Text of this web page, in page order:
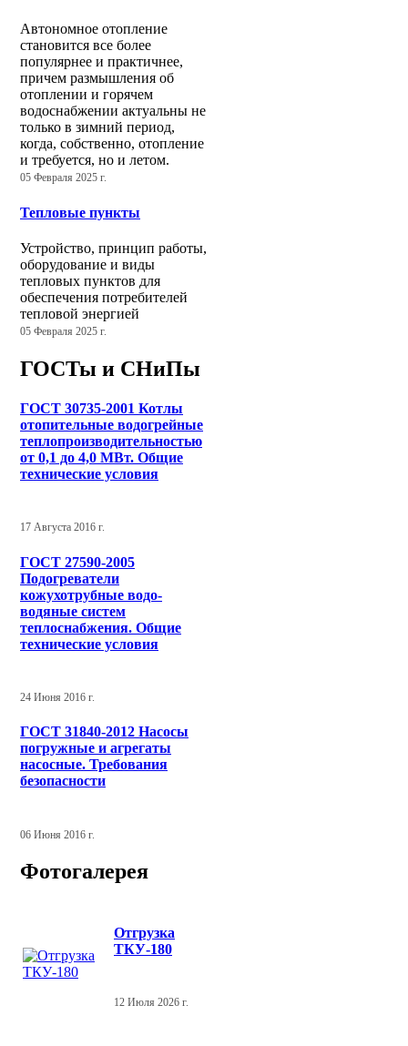
Автономное отопление
становится все более
популярнее и практичнее,
причем размышления об
отоплении и горячем
водоснабжении актуальны не
только в зимний период,
когда, собственно, отопление
и требуется, но и летом.
05 Февраля 2025 г.
Тепловые пункты
Устройство, принцип работы,
оборудование и виды
тепловых пунктов для
обеспечения потребителей
тепловой энергией
05 Февраля 2025 г.
ГОСТы и СНиПы
ГОСТ 30735-2001 Котлы
отопительные водогрейные
теплопроизводительностью
от 0,1 до 4,0 МВт. Общие
технические условия
17 Августа 2016 г.
ГОСТ 27590-2005
Подогреватели
кожухотрубные водо-
водяные систем
теплоснабжения. Общие
технические условия
24 Июня 2016 г.
ГОСТ 31840-2012 Насосы
погружные и агрегаты
насосные. Требования
безопасности
06 Июня 2016 г.
Фотогалерея
Отгрузка
ТКУ-180
12 Июля 2026 г.